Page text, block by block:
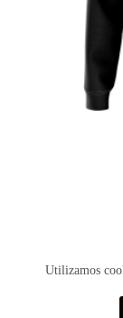
Utilizamos